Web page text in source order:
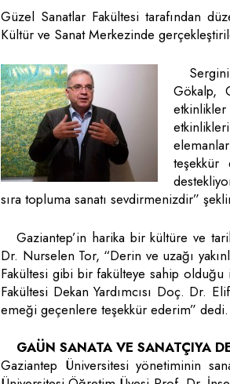
Güzel Sanatlar Fakültesi tarafından
Kültür ve Sanat Merkezinde
Gökalp,
sıra topluma sanatı sevdirmenizdir”
Gaziantep’in harika bir kültüre ve
Dr. Nurselen Tor, “Derin ve uzağı
Fakültesi gibi bir fakülteye sahip
Fakültesi Dekan Yardımcısı Doç. Dr.
emeği geçenlere teşekkür ederim” dedi.
GAÜN SANATA VE SANATÇIYA
Gaziantep Üniversitesi yönetiminin